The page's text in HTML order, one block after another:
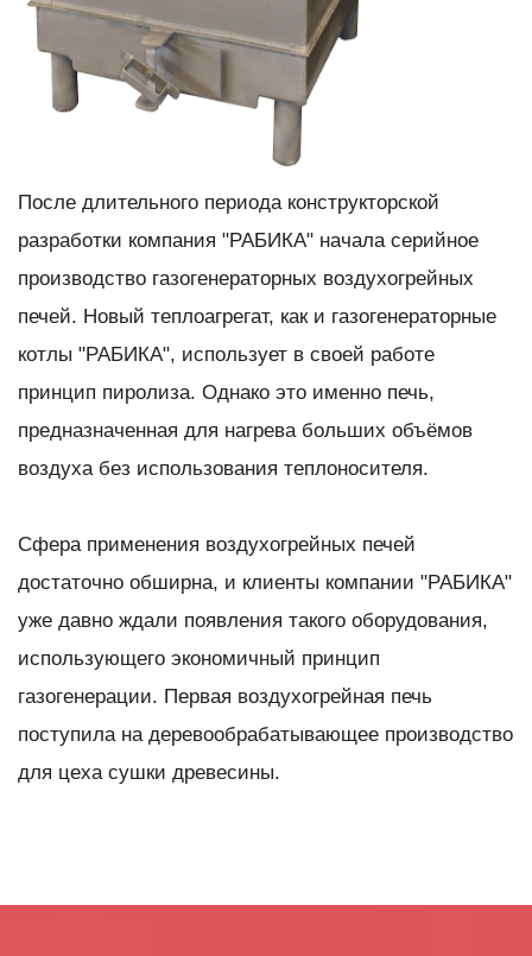
После длительного периода конструкторской
разработки компания "РАБИКА" начала серийное
производство газогенераторных воздухогрейных
печей. Новый теплоагрегат, как и газогенераторные
котлы "РАБИКА", использует в своей работе
принцип пиролиза. Однако это именно печь,
предназначенная для нагрева больших объёмов
воздуха без использования теплоносителя.
Сфера применения воздухогрейных печей
достаточно обширна, и клиенты компании "РАБИКА"
уже давно ждали появления такого оборудования,
использующего экономичный принцип
газогенерации. Первая воздухогрейная печь
поступила на деревообрабатывающее производство
для цеха сушки древесины.